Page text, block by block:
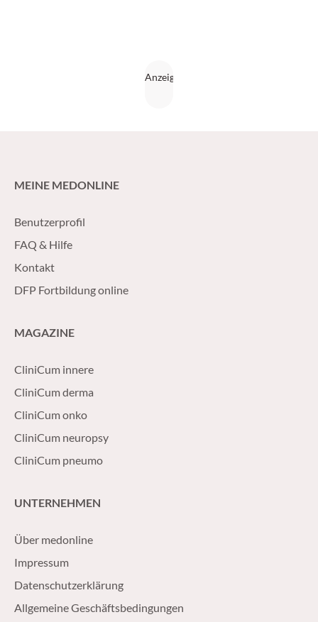
MEINE MEDONLINE
Benutzerprofil
FAQ & Hilfe
Kontakt
DFP Fortbildung online
MAGAZINE
CliniCum innere
CliniCum derma
CliniCum onko
CliniCum neuropsy
CliniCum pneumo
UNTERNEHMEN
Über medonline
Impressum
Datenschutzerklärung
Allgemeine Geschäftsbedingungen